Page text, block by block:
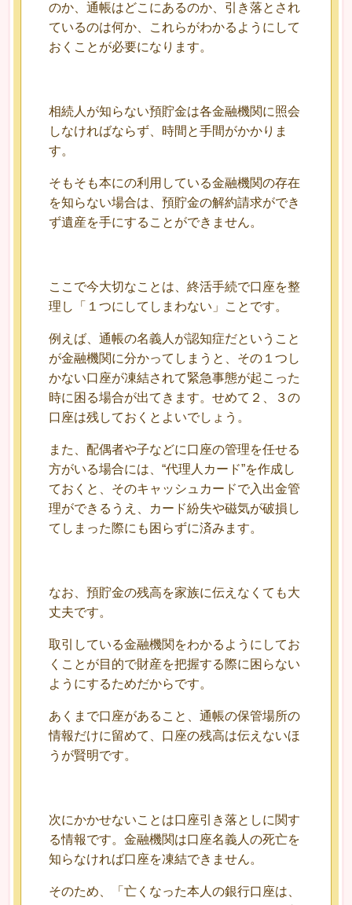
のか、通帳はどこにあるのか、引き落とされ
ているのは何か、これらがわかるようにして
おくことが必要になります。
相続人が知らない預貯金は各金融機関に照会
しなければならず、時間と手間がかかりま
す。
そもそも本にの利用している金融機関の存在
を知らない場合は、預貯金の解約請求ができ
ず遺産を手にすることができません。
ここで今大切なことは、終活手続で口座を整
理し「１つにしてしまわない」ことです。
例えば、通帳の名義人が認知症だということ
が金融機関に分かってしまうと、その１つし
かない口座が凍結されて緊急事態が起こった
時に困る場合が出てきます。せめて２、３の
口座は残しておくとよいでしょう。
また、配偶者や子などに口座の管理を任せる
方がいる場合には、“代理人カード”を作成し
ておくと、そのキャッシュカードで入出金管
理ができるうえ、カード紛失や磁気が破損し
てしまった際にも困らずに済みます。
なお、預貯金の残高を家族に伝えなくても大
丈夫です。
取引している金融機関をわかるようにしてお
くことが目的で財産を把握する際に困らない
ようにするためだからです。
あくまで口座があること、通帳の保管場所の
情報だけに留めて、口座の残高は伝えないほ
うが賢明です。
次にかかせないことは口座引き落としに関す
る情報です。金融機関は口座名義人の死亡を
知らなければ口座を凍結できません。
そのため、「亡くなった本人の銀行口座は、